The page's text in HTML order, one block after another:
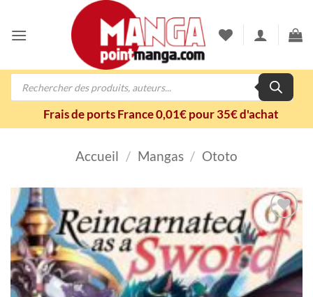
contenu
Recherche
Frais de ports France 0,01€ pour 35€ d'achat
Accueil / Mangas / Ototo
Ajouter
à la
wishlist